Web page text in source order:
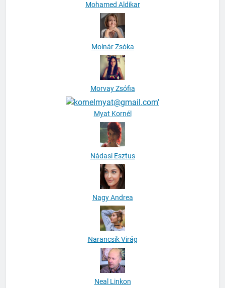
Mohamed Aldikar
Molnár Zsóka
Morvay Zsófia
Myat Kornél
Nádasi Esztus
Nagy Andrea
Narancsik Virág
Neal Linkon